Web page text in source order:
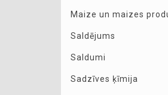
Maize un maizes
Saldējums
Saldumi
Sadzīves ķīmija